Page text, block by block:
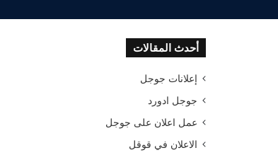
أحدث المقالات
إعلانات جوجل
جوجل ادورد
عمل اعلان على جوجل
الاعلان في قوقل